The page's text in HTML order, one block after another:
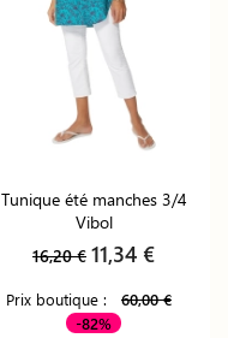
Tunique été manches 3/4
Vibol
16,20 € 11,34 €
Prix boutique :
60,00 €
-82%